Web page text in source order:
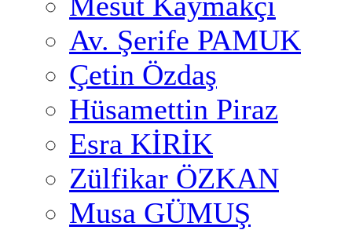
Av. Şerife PAMUK
Çetin Özdaş
Hüsamettin Piraz
Esra KİRİK
Zülfikar ÖZKAN
Musa GÜMUŞ